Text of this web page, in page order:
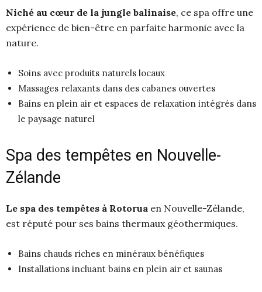
Niché au cœur de la jungle balinaise, ce spa offre une
expérience de bien-être en parfaite harmonie avec la
nature.
Soins avec produits naturels locaux
Massages relaxants dans des cabanes ouvertes
Bains en plein air et espaces de relaxation intégrés dans
le paysage naturel
Spa des tempêtes en Nouvelle-
Zélande
Le spa des tempêtes à Rotorua en Nouvelle-Zélande,
est réputé pour ses bains thermaux géothermiques.
Bains chauds riches en minéraux bénéfiques
Installations incluant bains en plein air et saunas